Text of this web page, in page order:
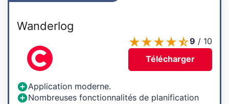
Wanderlog
Application moderne.
Nombreuses fonctionnalités de planification
9 / 10
Télécharger